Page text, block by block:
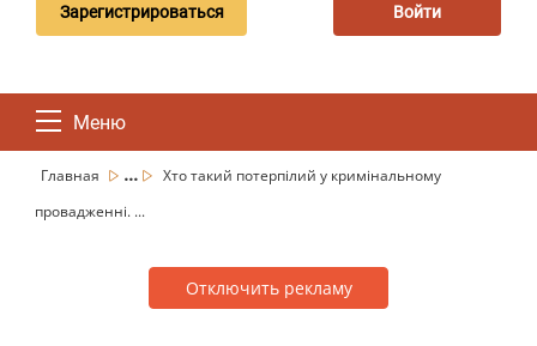
Зарегистрироваться Войти
Меню
Главная ...
Хто такий потерпілий у кримінальному
провадженні. ...
Отключить рекламу